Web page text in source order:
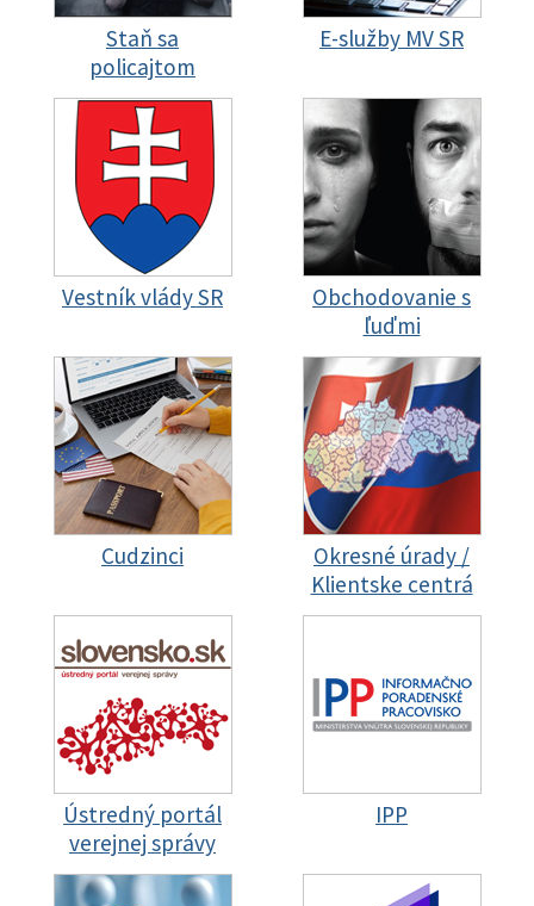
Staň sa
policajtom
E-služby MV SR
Vestník vlády SR
Obchodovanie s
ľuďmi
Cudzinci
Okresné úrady /
Klientske centrá
Ústredný portál
verejnej správy
IPP